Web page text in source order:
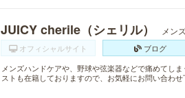
JUICY cherile（シェリル） メン
オフィシャルサイト
ブログ
メンズハンドケアや、野球や弦楽器などで痛めてし
ストも在籍しておりますので、お気軽にお問い合わせ